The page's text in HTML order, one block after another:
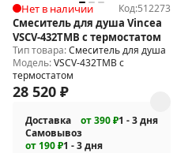
Нет в наличии Код:512273
Смеситель для душа Vincea
VSCV-432TMB с термостатом
Тип товара:Смеситель для душа
Модель:VSCV-432TMB с
термостатом
28 520 ₽
Доставка от 390 ₽1 - 3 дня
Самовывоз
от 190 ₽1 - 3 дня